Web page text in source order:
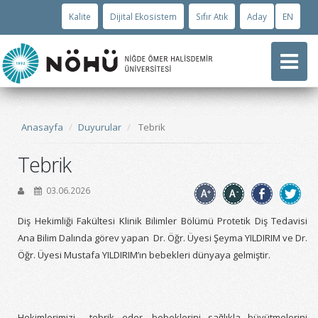
Kalite Dijital Ekosistem Sıfır Atık Aday EN
Anasayfa Duyurular Tebrik
Tebrik
03.06.2026
Diş Hekimliği Fakültesi Klinik Bilimler Bölümü Protetik Diş Tedavisi
Ana Bilim Dalında görev yapan Dr. Öğr. Üyesi Şeyma YILDIRIM ve Dr.
Öğr. Üyesi Mustafa YILDIRIM’ın bebekleri dünyaya gelmiştir.